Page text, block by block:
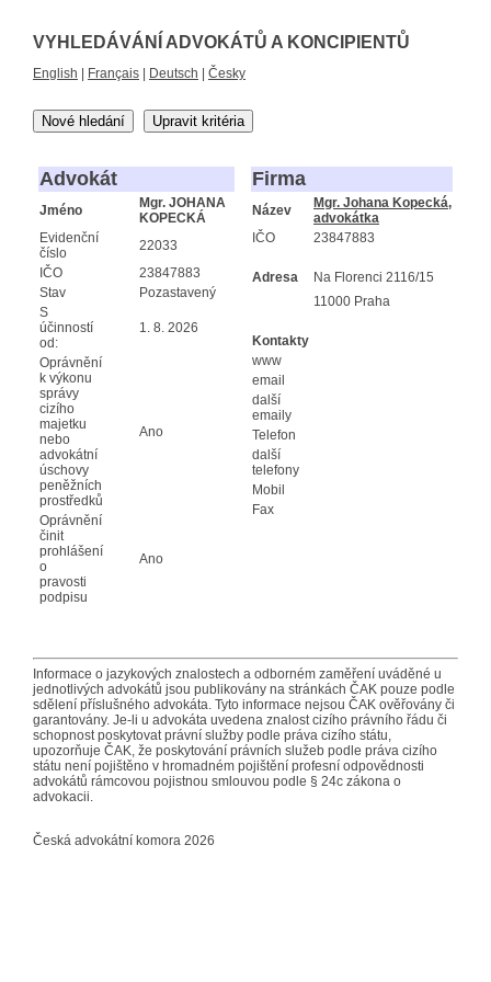
VYHLEDÁVÁNÍ ADVOKÁTŮ A KONCIPIENTŮ
English Français Deutsch Česky
Nové hledání Upravit kritéria
Advokát
Jméno
Mgr. JOHANA
KOPECKÁ
Evidenční
číslo
22033
IČO
23847883
Stav
Pozastavený
S
účinností
od:
1. 8. 2026
Oprávnění
k výkonu
správy
cizího
majetku
nebo
advokátní
úschovy
peněžních
prostředků
Ano
Oprávnění
činit
prohlášení
o
pravosti
podpisu
Ano
Firma
Název
Mgr. Johana Kopecká,
advokátka
IČO
23847883
Adresa
Na Florenci 2116/15
11000 Praha
Kontakty
www
email
další
emaily
Telefon
další
telefony
Mobil
Fax
Informace o jazykových znalostech a odborném zaměření uváděné u
jednotlivých advokátů jsou publikovány na stránkách ČAK pouze podle
sdělení příslušného advokáta. Tyto informace nejsou ČAK ověřovány či
garantovány. Je-li u advokáta uvedena znalost cizího právního řádu či
schopnost poskytovat právní služby podle práva cizího státu,
upozorňuje ČAK, že poskytování právních služeb podle práva cizího
státu není pojištěno v hromadném pojištění profesní odpovědnosti
advokátů rámcovou pojistnou smlouvou podle § 24c zákona o
advokacii.
Česká advokátní komora 2026